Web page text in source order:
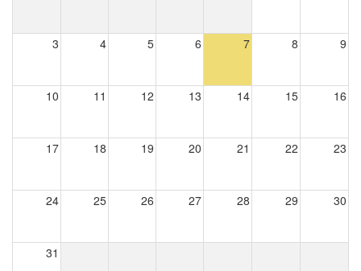
3 4 5 6 7 8 9
10 11 12 13 14 15 16
17 18 19 20 21 22 23
24 25 26 27 28 29 30
31